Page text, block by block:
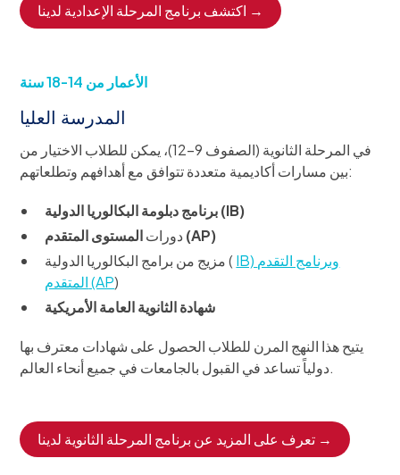
اكتشف برنامج المرحلة الإعدادية لدينا →
الأعمار من 14-18 سنة
المدرسة العليا
في المرحلة الثانوية (الصفوف 9–12)، يمكن للطلاب الاختيار من
بين مسارات أكاديمية متعددة تتوافق مع أهدافهم وتطلعاتهم:
برنامج دبلومة البكالوريا الدولية (IB)
دوراتالمستوى المتقدم (AP)
مزيج من برامج البكالوريا الدولية (IB) وبرنامج التقدم
المتقدم (AP)
شهادة الثانوية العامة الأمريكية
يتيح هذا النهج المرن للطلاب الحصول على شهادات معترف بها
دولياً تساعد في القبول بالجامعات في جميع أنحاء العالم.
تعرف على المزيد عن برنامج المرحلة الثانوية لدينا →